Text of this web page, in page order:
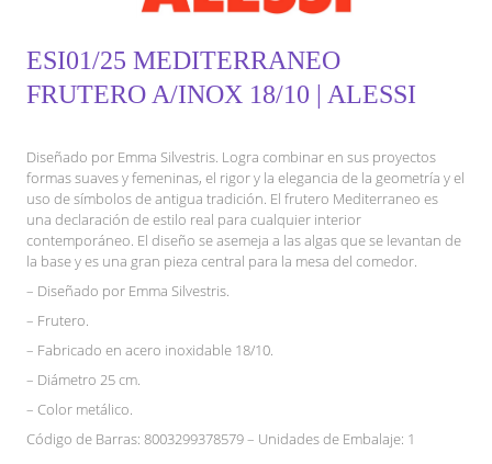
ESI01/25 MEDITERRANEO
FRUTERO A/INOX 18/10 | ALESSI
Diseñado por Emma Silvestris. Logra combinar en sus proyectos
formas suaves y femeninas, el rigor y la elegancia de la geometría y el
uso de símbolos de antigua tradición. El frutero Mediterraneo es
una declaración de estilo real para cualquier interior
contemporáneo. El diseño se asemeja a las algas que se levantan de
la base y es una gran pieza central para la mesa del comedor.
– Diseñado por Emma Silvestris.
– Frutero.
– Fabricado en acero inoxidable 18/10.
– Diámetro 25 cm.
– Color metálico.
Código de Barras: 8003299378579 – Unidades de Embalaje: 1